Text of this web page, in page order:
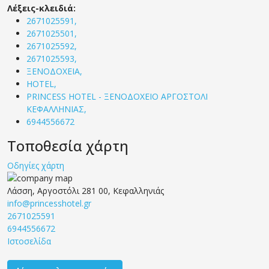
Λέξεις-κλειδιά:
2671025591,
2671025501,
2671025592,
2671025593,
ΞΕΝΟΔΟΧΕΙΑ,
HOTEL,
PRINCESS HOTEL - ΞΕΝΟΔΟΧΕΙΟ ΑΡΓΟΣΤΟΛΙ
ΚΕΦΑΛΛΗΝΙΑΣ,
6944556672
Τοποθεσία χάρτη
Οδηγίες χάρτη
Λάσση, Αργοστόλι 281 00, Κεφαλληνιάς
info@princesshotel.gr
2671025591
6944556672
Ιστοσελίδα